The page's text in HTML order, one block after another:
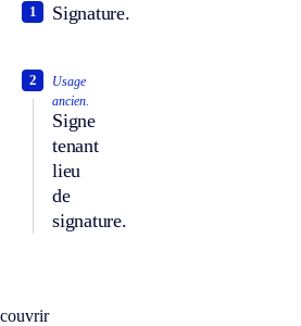
Signature.
1
Usage
ancien.
Signe
tenant
lieu
de
signature.
2